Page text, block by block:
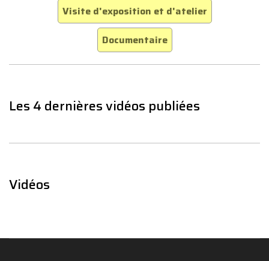
Visite d'exposition et d'atelier
Documentaire
Les 4 dernières vidéos publiées
Vidéos